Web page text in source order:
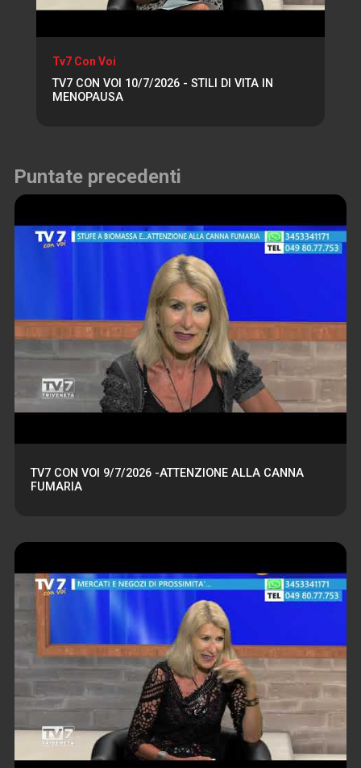
Tv7 Con Voi
TV7 CON VOI 10/7/2026 - STILI DI VITA IN
MENOPAUSA
Puntate precedenti
TV7 CON VOI 9/7/2026 -ATTENZIONE ALLA CANNA
FUMARIA